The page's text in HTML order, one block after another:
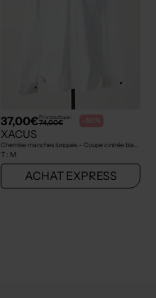
37,00€Prix boutique :
74,00€ -50%
XACUS
T : M
ACHAT EXPRESS